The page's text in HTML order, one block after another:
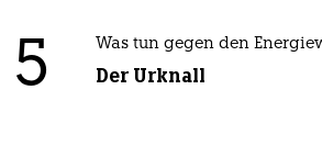
5 Was tun gegen den
Der Urknall